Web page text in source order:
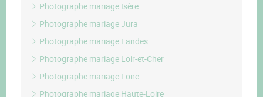
Photographe mariage Isère
Photographe mariage Jura
Photographe mariage Landes
Photographe mariage Loir-et-Cher
Photographe mariage Loire
Photographe mariage Haute-Loire